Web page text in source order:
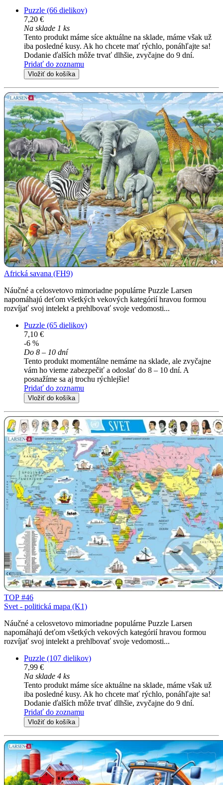
Puzzle (66 dielikov)
7,20 €
Na sklade 1 ks
Tento produkt máme síce aktuálne na sklade, máme však už
iba posledné kusy. Ak ho chcete mať rýchlo, ponáhľajte sa!
Dodanie ďalších môže trvať dlhšie, zvyčajne do 9 dní.
Pridať do zoznamu
Vložiť do košíka
Africká savana (FH9)
Náučné a celosvetovo mimoriadne populárne Puzzle Larsen
napomáhajú deťom všetkých vekových kategórií hravou formou
rozvíjať svoj intelekt a prehlbovať svoje vedomosti...
Puzzle (65 dielikov)
7,10 €
-6 %
Do 8 – 10 dní
Tento produkt momentálne nemáme na sklade, ale zvyčajne
vám ho vieme zabezpečiť a odoslať do 8 – 10 dní. A
posnažíme sa aj trochu rýchlejšie!
Pridať do zoznamu
Vložiť do košíka
TOP #46
Svet - politická mapa (K1)
Náučné a celosvetovo mimoriadne populárne Puzzle Larsen
napomáhajú deťom všetkých vekových kategórií hravou formou
rozvíjať svoj intelekt a prehlbovať svoje vedomosti...
Puzzle (107 dielikov)
7,99 €
Na sklade 4 ks
Tento produkt máme síce aktuálne na sklade, máme však už
iba posledné kusy. Ak ho chcete mať rýchlo, ponáhľajte sa!
Dodanie ďalších môže trvať dlhšie, zvyčajne do 9 dní.
Pridať do zoznamu
Vložiť do košíka